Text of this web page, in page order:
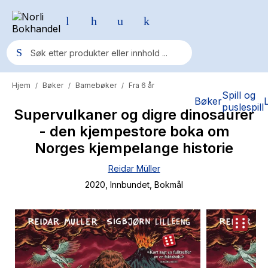
BøkerSpill og
puslespill
Populære søk
Pokemon
One piece
Fury Bound - Sable Sorensen
Hitster
Hypopressiv trening
Hjem / Bøker / Barnebøker / Fra 6 år
Supervulkaner og digre dinosaurer
- den kjempestore boka om
Norges kjempelange historie
Reidar Müller
2020 , Innbundet , Bokmål